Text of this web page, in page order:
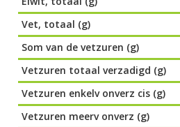
Vet, totaal (g)
Som van de vetzuren (g)
Vetzuren totaal verzadigd (g)
Vetzuren enkelv onverz cis (g)
Vetzuren meerv onverz (g)